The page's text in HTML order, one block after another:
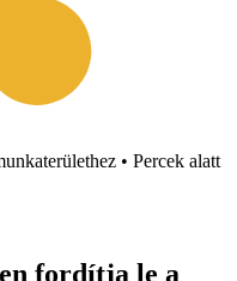
• Percek alatt
fordítja le a